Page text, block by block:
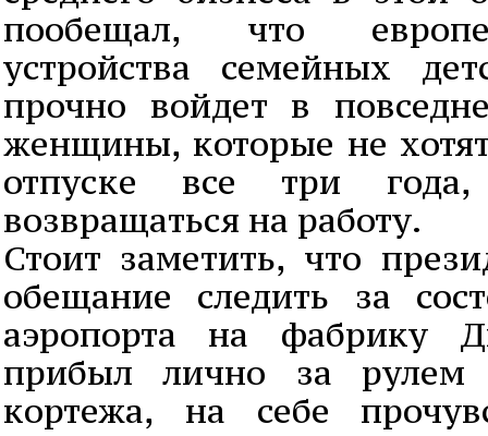
пообещал, что
устройства семейных
прочно войдет в
женщины, которые не
отпуске все три года,
возвращаться на работу.
Стоит заметить, что
обещание следить за
аэропорта на фабрику
прибыл лично за
кортежа, на себе